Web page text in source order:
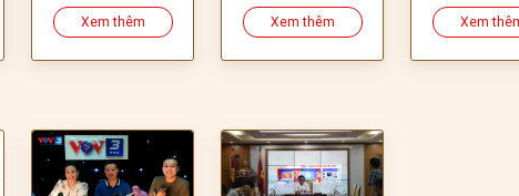
Xem thêm Xem thêm Xem